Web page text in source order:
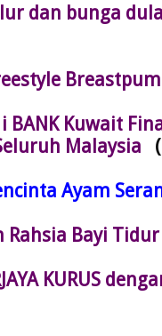
dan bunga
BANK Kuwait
Malaysia
Ayam
Rahsia Bayi
KURUS